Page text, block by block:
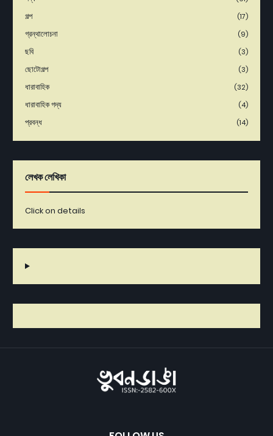
গল্প (17)
গ্রন্থালোচনা (9)
ছবি (3)
ছোটোগল্প (3)
ধারাবাহিক (32)
ধারাবাহিক গদ্য (4)
প্রবন্ধ (14)
লেখক লেখিকা
Click on details